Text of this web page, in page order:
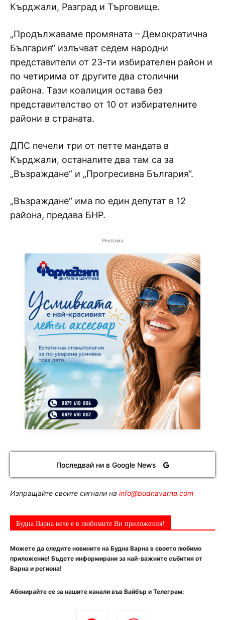
Кърджали, Разград и Търговище.
„Продължаваме промяната – Демократична
България“ излъчват седем народни
представители от 23-ти избирателен район и
по четирима от другите два столични
района. Тази коалиция остава без
представителство от 10 от избирателните
райони в страната.
ДПС печели три от петте мандата в
Кърджали, останалите два там са за
„Възраждане“ и „Прогресивна България“.
„Възраждане“ има по един депутат в 12
района, предава БНР.
Реклама
Последвай ни в Google News
Изпращайте своите сигнали на info@budnavarna.com
Будна Варна вече е в любимите Ви приложения!
Можете да следите новините на Будна Варна в своето любимо
приложение! Бъдете информирани за най-важните събития от
Варна и региона!
Абонирайте се за нашите канали във Вайбър и Телеграм: